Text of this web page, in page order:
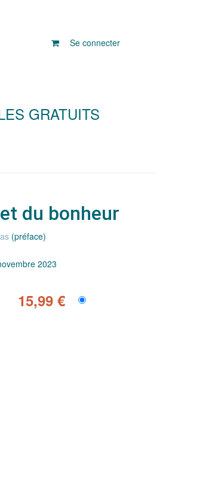
Se connecter
GRATUITS
du bonheur
(préface)
2023
15,99 €